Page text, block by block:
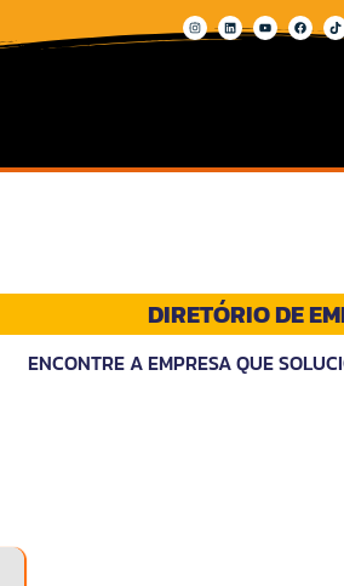
DIRETÓRIO DE
ENCONTRE A EMPRESA QUE